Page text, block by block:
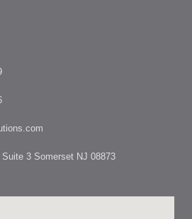
3 Somerset NJ 08873